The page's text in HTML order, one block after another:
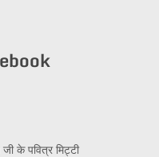
जी के पवित्र मिट्टी